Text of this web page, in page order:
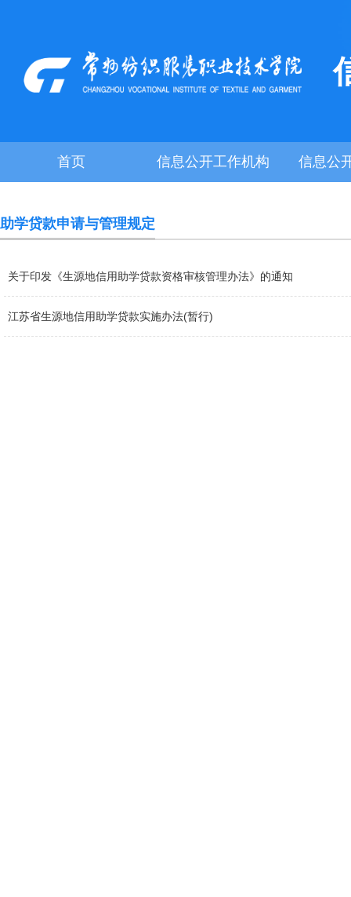
首页 信息公开工作机构 信息公
助学贷款申请与管理规定
关于印发《生源地信用助学贷款资格审核管理办法》的通知
江苏省生源地信用助学贷款实施办法(暂行)